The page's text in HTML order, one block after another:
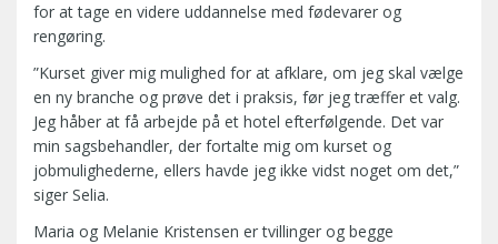
for at tage en videre uddannelse med fødevarer og
rengøring.
”Kurset giver mig mulighed for at afklare, om jeg skal vælge
en ny branche og prøve det i praksis, før jeg træffer et valg.
Jeg håber at få arbejde på et hotel efterfølgende. Det var
min sagsbehandler, der fortalte mig om kurset og
jobmulighederne, ellers havde jeg ikke vidst noget om det,”
siger Selia.
Maria og Melanie Kristensen er tvillinger og begge